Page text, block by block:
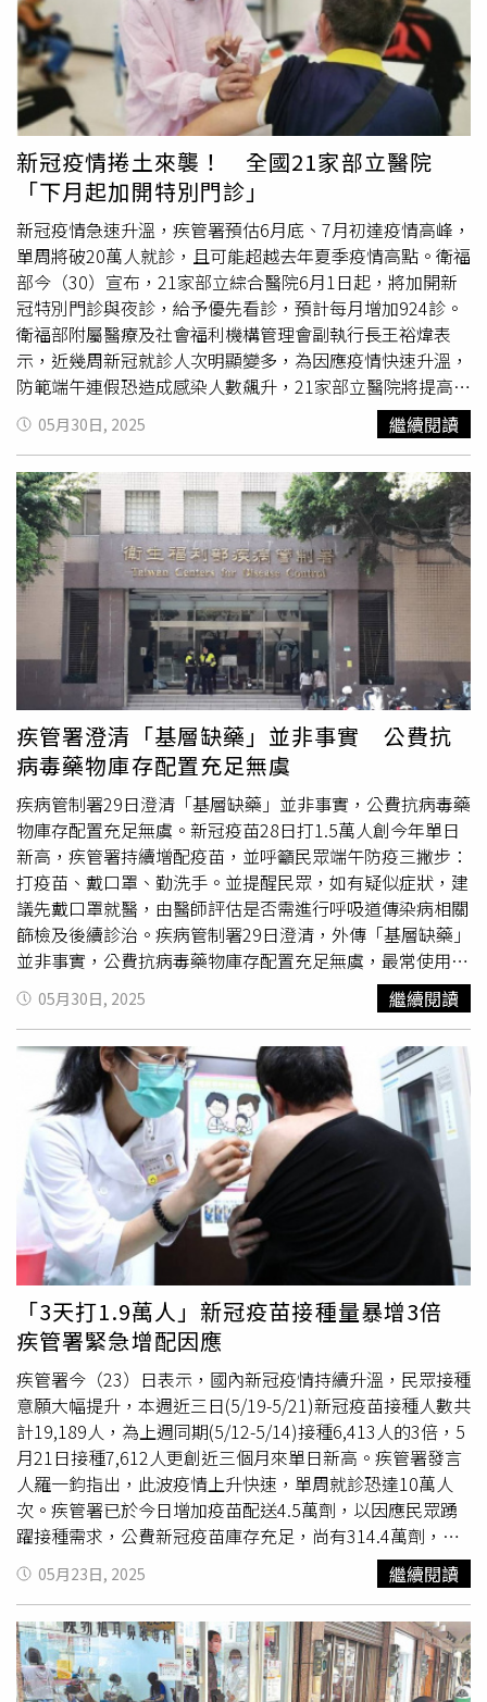
緊急澄清表示，上周三5月28日，依疫情資料推估5月底至8
月初的門急診新冠總就診人次可能達到171萬人次，並非
181萬人。再者，並非所有檢驗新冠陽性就醫民眾都需服
用，而是依醫學實證和治療指引用於治療具重症高風險因子
的患者，估計約占所有檢驗新冠陽性民眾兩成。疾管署發言
人羅一鈞。（圖／中國時報記者鄭郁蓁攝）羅一鈞表示，以
抗病毒藥物目前全國庫存有47萬人，171萬人中的兩成，此
波疫情最多可能32萬人會使用到，若真的不足還有開口合約
可購買。據統計，現有COVID-19口服抗病毒藥物倍拉維
（Paxlovid）45.8萬人份、莫納皮拉韋（Molnupiravir）
9900人份、舒冠效（Xocova錠）5000人份，以及針劑型瑞
德西韋（Remdesivir）20.4萬劑。施打COVID-19疫苗一直
被認為是預防重症、死亡的方法之一，中華民國防疫學會理
事長王任賢在報紙投書指出，世界衛生組織（WHO）對
COVID-19是否該列入計畫免疫範圍一直沒有推薦。疾管署
澄清，世衛一直推薦各國持續提供COVID-19疫苗，認為接
種仍是防疫重要公共衛生預防措施。針對文中對於疫苗採購
分散原則和不良反應經驗有限等質疑，疾管署表示，自
2023年5月疫情解封後，每年均採購並提供莫德納和
Novavax疫苗供民眾選擇，絕無僅採購莫德納；國內長年針
對各類公自費幼兒和成人疫苗早已建置完備的不良事件通報
監測機制，並非「經驗有限」。
新冠疫情捲土來襲！ 全國21家部立醫院
「下月起加開特別門診」
新冠疫情急速升溫，疾管署預估6月底、7月初達疫情高峰，
單周將破20萬人就診，且可能超越去年夏季疫情高點。衛福
部今（30）宣布，21家部立綜合醫院6月1日起，將加開新
冠特別門診與夜診，給予優先看診，預計每月增加924診。
衛福部附屬醫療及社會福利機構管理會副執行長王裕煒表
示，近幾周新冠就診人次明顯變多，為因應疫情快速升溫，
防範端午連假恐造成感染人數飆升，21家部立醫院將提高醫
療量能做因應，從週日（6／1）起加開COVID-19特別門
診。王裕煒說明，特別門診包括平日上午及夜診、週六上
午，預計每個月加開924診，假日和端午連假可至急診就
醫。今天起為端午3天連假，今明兩天（5／30、5／31）民
眾可先至急診掛號，醫院會視情況進行適度分流。王裕煒說
明，目前防疫物資充足，截至29日全國26家部屬醫院（含
綜合醫院、精神專科醫院）抗病毒藥共有倍拉維
（Paxlovid）1428人份、莫納皮拉韋（Molnupiravir）690
人份、清冠1號125人份；新冠疫苗有402劑；新冠快篩1萬
4486劑；A、B流快篩1萬多劑。若有不足會即時撥補，請民
眾放心。年初受流感疫情影響，急診塞爆，王裕煒說，目前
新冠疫情並沒有造成此狀況，部立醫院提前預作準備，加開
特別門診、從前端分流，避免接下來出現壅塞狀況。也請各
院協調及垂直整合當地醫療量能，調配急性病床和加護病
房，協助減輕醫學中心和重度級急救責任醫院急診壅塞情
形。衛福部呼籲民眾接種疫苗，保護自己和家人的安全，加
強落實個人防疫，保持勤洗手、遵守咳嗽對應禮節，建議在
醫院診所、長照機構、大眾運輸工具及人潮聚集所等，都應
佩戴口罩，如身體有發生異狀，除佩戴口罩，可至本部所屬
醫院或鄰近合約診所就醫，降低群體感染風險，做好防疫工
作。
05月30日, 2025 繼續閱讀
疾管署澄清「基層缺藥」並非事實 公費抗
病毒藥物庫存配置充足無虞
疾病管制署29日澄清「基層缺藥」並非事實，公費抗病毒藥
物庫存配置充足無虞。新冠疫苗28日打1.5萬人創今年單日
新高，疾管署持續增配疫苗，並呼籲民眾端午防疫三撇步：
打疫苗、戴口罩、勤洗手。並提醒民眾，如有疑似症狀，建
議先戴口罩就醫，由醫師評估是否需進行呼吸道傳染病相關
篩檢及後續診治。疾病管制署29日澄清，外傳「基層缺藥」
並非事實，公費抗病毒藥物庫存配置充足無虞，最常使用的
第一線口服抗病毒藥物倍拉維尚有45.8萬人份，全國配置點
逾1,500家；另有第二線藥物
9,905人份、舒冠效
（Xocova錠） 5,000人份，全國配置點分別為390家及76
家；注射用的瑞德西韋亦有庫存20.4萬劑，存量充裕，存放
全國醫院逾180家，相關藥物供應及處方領藥均無缺口。此
外，屆效藥品均會依規定回收銷毀、不會繼續使用，目前庫
存倍拉維效期最短至10月底、最長至明（2026）年9月；莫
納皮拉韋最短至明年2月、最長至明年7月；舒冠效至後
（2027）年2月；瑞德西韋最短至11月、最長至後年5月，
且都有開口合約可交貨補充，各縣市地方政府衛生局並將視
各配置點使用情形即時進行調度管理，請民眾安心。疾管署
表示，國內新冠疫情持續升溫，民眾接種新冠疫苗意願大幅
提升，昨日（5月28日）接種15,332人，刷新春節後2月4日
單日接種12,132人紀錄，創今（2025）年以來單日新高，
本週近三日（5/26-5/28）新冠疫苗接種人數共計38,115
人，為上週同期（5/19-5/21）接種19,927人的1.9倍。疾管
署已於本週一和今日合計增配12.8萬劑疫苗至全國各縣市，
並將持續增配以因應民眾接種需求，公費新冠疫苗庫存充
足，尚有308.7萬劑，請民眾踴躍接種。疾管署說明，疫情
正值快速上升階段，又適逢端午連假民眾旅遊及往來頻繁，
增加疫情傳播風險。提醒民眾，假期期間應持續做好自我防
護措施，包括隨時勤洗手，出入醫療照護機構、搭乘大眾運
輸、至人潮聚集室內場所等3類場域自主戴口罩，特別是年
長或有慢性病民眾，以及生病在家休息盡量避免外出，和符
合接種資格民眾儘快接種疫苗，防範感染。疾管署強調，目
前疫苗和抗病毒藥物均儲備足夠，並未「缺藥」，防疫量能
充裕。最後呼籲民眾，開心放假也要防疫，務必落實打疫
苗、戴口罩、勤洗手三撇步，維護自身和他人健康；如有疑
05月30日, 2025 繼續閱讀
「3天打1.9萬人」新冠疫苗接種量暴增3倍
疾管署緊急增配因應
疾管署今（23）日表示，國內新冠疫情持續升溫，民眾接種
意願大幅提升，本週近三日(5/19-5/21)新冠疫苗接種人數共
計19,189人，為上週同期(5/12-5/14)接種6,413人的3倍，5
月21日接種7,612人更創近三個月來單日新高。疾管署發言
人羅一鈞指出，此波疫情上升快速，單周就診恐達10萬人
次。疾管署已於今日增加疫苗配送4.5萬劑，以因應民眾踴
躍接種需求，公費新冠疫苗庫存充足，尚有314.4萬劑，疾
管署將依接種狀況，適時機動增配。請年齡滿6個月以上且
尚未接種民眾儘早接種，另已接種1劑且間隔6個月(180天)
的65歲以上長者等3類高風險對象，應再接種第2劑，提升
免疫保護力，才能應對此波疫情。羅一鈞說，除增加疫苗配
送外，新冠抗病毒藥物亦儲備充足，尚有瑞德西韋20.6萬
劑、倍拉維46.9萬人份、 莫納皮拉韋1萬人份，以及舒冠效
05月23日, 2025 繼續閱讀